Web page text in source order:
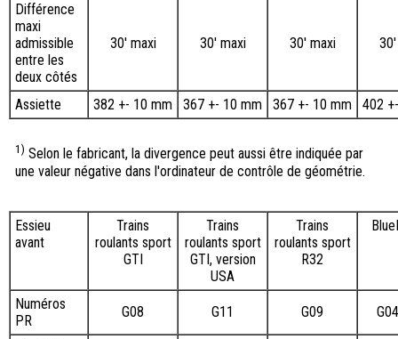
Différence
maxi
admissible
entre les
deux côtés
30' maxi 30' maxi 30' maxi
Assiette 382 +- 10 mm 367 +- 10 mm 367 +- 10 mm 402
1) Selon le fabricant, la divergence peut aussi être indiquée par
une valeur négative dans l'ordinateur de contrôle de géométrie.
Essieu
avant
Trains
roulants sport
GTI
Trains
roulants sport
GTI, version
USA
Trains
roulants sport
R32
Numéros
PR
G08 G11 G09